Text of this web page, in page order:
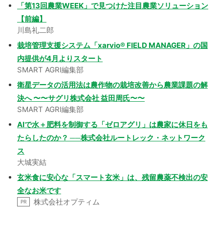
「第13回農業WEEK」で見つけた注目農業ソリューション
【前編】
川島礼二郎
栽培管理支援システム「xarvio® FIELD MANAGER」の国
内提供が4月よりスタート
SMART AGRI編集部
衛星データの活用法は農作物の栽培改善から農業課題の解
決へ 〜〜サグリ株式会社 益田周氏〜〜
SMART AGRI編集部
AIで水＋肥料を制御する「ゼロアグリ」は農家に休日をも
たらしたのか？ ──株式会社ルートレック・ネットワーク
ス
大城実結
玄米食に安心な「スマート玄米」は、残留農薬不検出の安
全なお米です
PR 株式会社オプティム